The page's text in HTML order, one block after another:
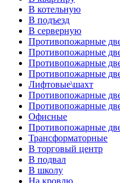
В котельную
В подъезд
В серверную
Противопожарные
Противопожарные
Противопожарные
Противопожарные
Лифтовые\шахт
Противопожарные
Противопожарные
Офисные
Противопожарные
Трансформаторные
В торговый центр
В подвал
В школу
На кровлю